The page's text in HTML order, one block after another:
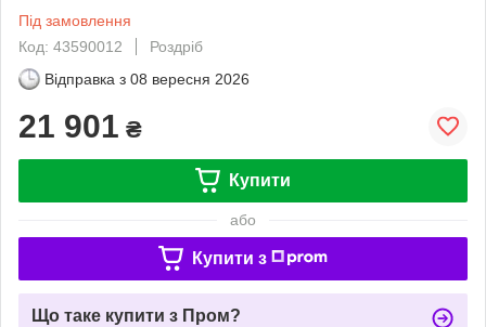
Під замовлення
Код: 43590012
Роздріб
Відправка з 08 вересня 2026
21 901 ₴
Купити
або
Купити з
Що таке купити з Пром?